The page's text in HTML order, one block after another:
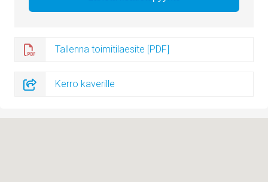
Tallenna toimitilaesite [PDF]
Kerro kaverille